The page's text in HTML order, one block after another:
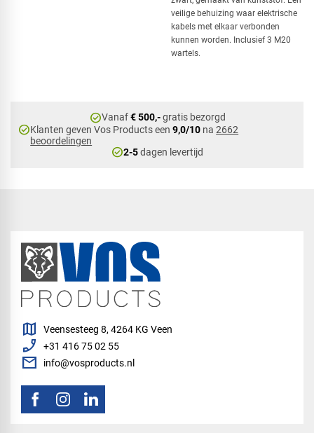
veilige behuizing waar elektrische
kabels met elkaar verbonden
kunnen worden. Inclusief 3 M20
wartels.
check_circleVanaf€ 500,-gratis bezorgd
check_circleKlanten geven Vos Products een9,0/10 na2662
beoordelingen
check_circle2-5dagen levertijd
map Veensesteeg 8, 4264 KG Veen
phone_enabled +31 416 75 02 55
mail info@vosproducts.nl